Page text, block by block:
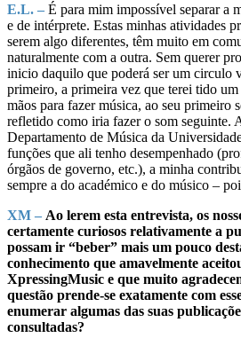
E.L. – É para mim impossível separar a
e de intérprete. Estas minhas atividades
serem algo diferentes, têm muito em
naturalmente com a outra. Sem querer
inicio daquilo que poderá ser um circulo
primeiro, a primeira vez que terei tido
mãos para fazer música, ao seu primeiro
refletido como iria fazer o som seguinte.
Departamento de Música da
funções que ali tenho desempenhado
órgãos de governo, etc.), a minha
sempre a do académico e do músico –
XM – Ao lerem esta entrevista, os
certamente curiosos relativamente a
possam ir “beber” mais um pouco
conhecimento que amavelmente
XpressingMusic e que muito
questão prende-se exatamente com
enumerar algumas das suas
consultadas?